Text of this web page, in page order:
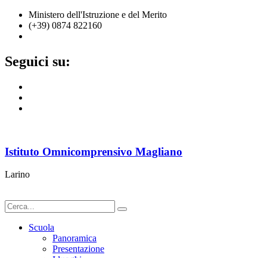
Ministero dell'Istruzione e del Merito
(+39) 0874 822160
Seguici su:
Istituto Omnicomprensivo Magliano
Larino
Scuola
Panoramica
Presentazione